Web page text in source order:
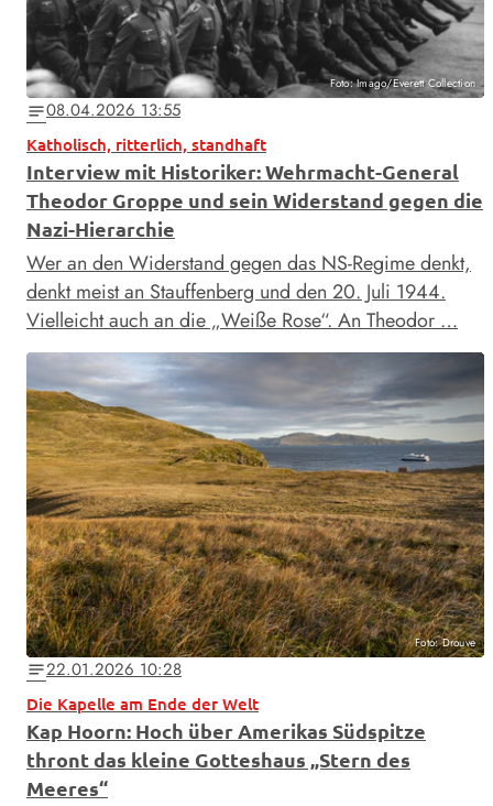
Foto: Imago/Everett Collection
notes08.04.2026 13:55
Katholisch, ritterlich, standhaft
Interview mit Historiker: Wehrmacht-General
Theodor Groppe und sein Widerstand gegen die
Nazi-Hierarchie
Wer an den Widerstand gegen das NS-Regime denkt,
denkt meist an Stauffenberg und den 20. Juli 1944.
Vielleicht auch an die „Weiße Rose“. An Theodor …
Foto: Drouve
notes22.01.2026 10:28
Die Kapelle am Ende der Welt
Kap Hoorn: Hoch über Amerikas Südspitze
thront das kleine Gotteshaus „Stern des
Meeres“